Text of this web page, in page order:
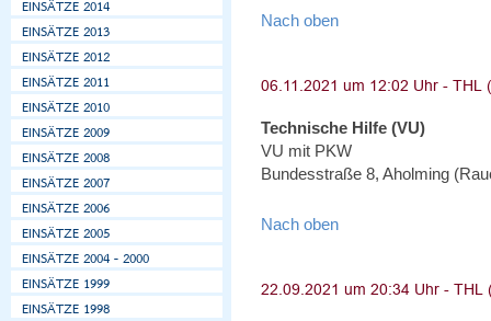
Nach oben
Technische Hilfe (VU)
VU mit PKW
Bundesstraße 8, Aholming
Nach oben